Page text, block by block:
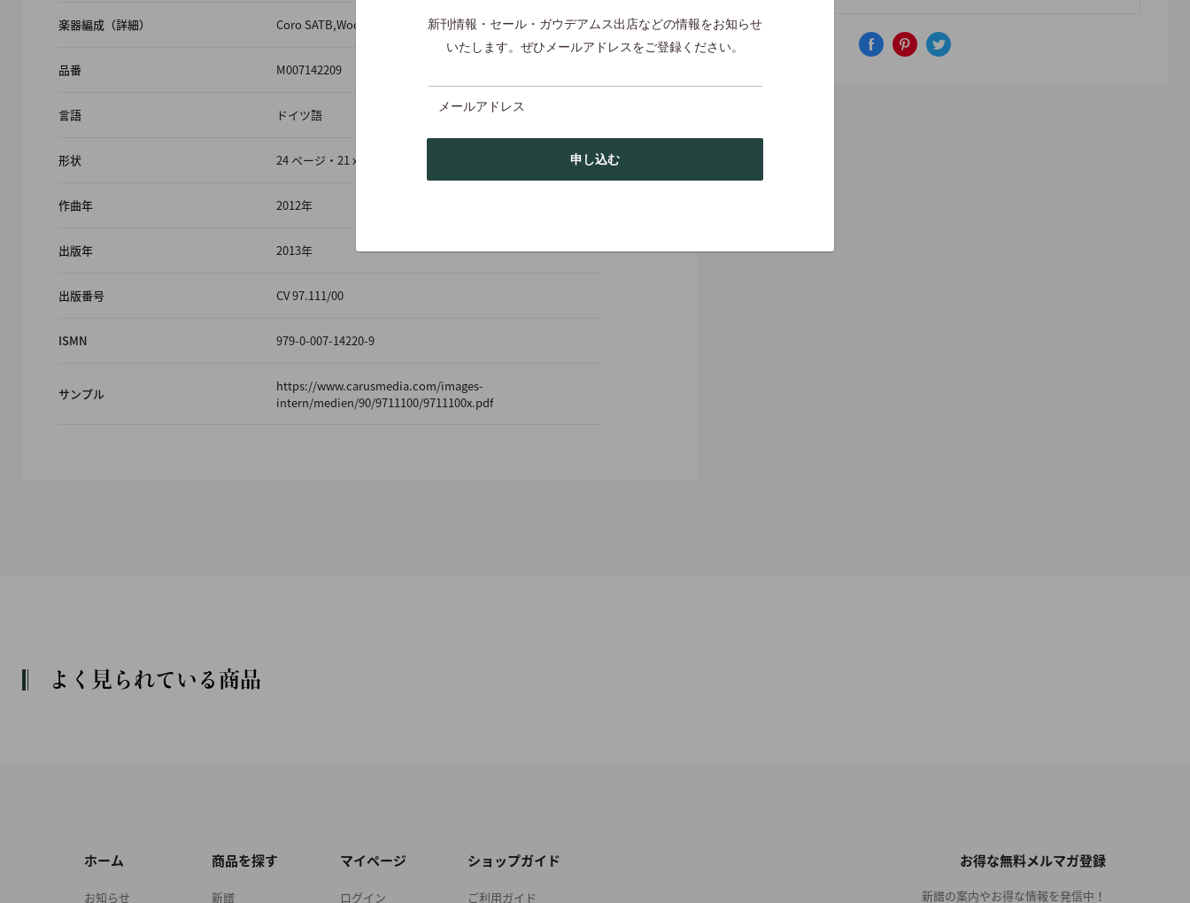
新刊情報・セール・ガウデアムス出店などの情報をお知らせ
いたします。ぜひメールアドレスをご登録ください。
メールアドレス
申し込む
楽器編成（詳細） Coro SATB,Woodwinds (in B oder C),Piano,Perc
品番 M007142209
言語 ドイツ語
形状 24 ページ・21 x 29.7 cm・100 g・ソフトカバー
作曲年 2012年
出版年 2013年
出版番号 CV 97.111/00
ISMN 979-0-007-14220-9
サンプル
https://www.carusmedia.com/images-
intern/medien/90/9711100/9711100x.pdf
よく見られている商品
ホーム
お知らせ
商品を探す
新譜
マイページ
ログイン
ショップガイド
ご利用ガイド
お得な無料メルマガ登録
新譜の案内やお得な情報を発信中！